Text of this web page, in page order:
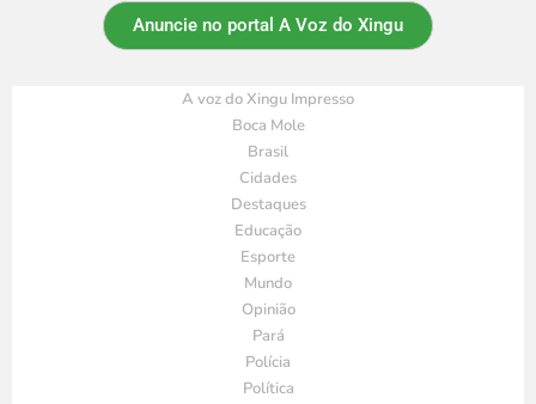
Anuncie no portal A Voz do Xingu
A voz do Xingu Impresso
Boca Mole
Brasil
Cidades
Destaques
Educação
Esporte
Mundo
Opinião
Pará
Polícia
Política